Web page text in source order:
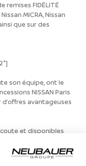
remises FIDÉLITÉ
MICRA, Nissan
que sur des
son équipe, ont le
NISSAN Paris
avantageuses
et disponibles
VISIO!